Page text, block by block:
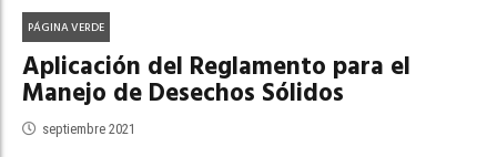
PÁGINA VERDE
Aplicación del Reglamento para el
Manejo de Desechos Sólidos
septiembre 2021